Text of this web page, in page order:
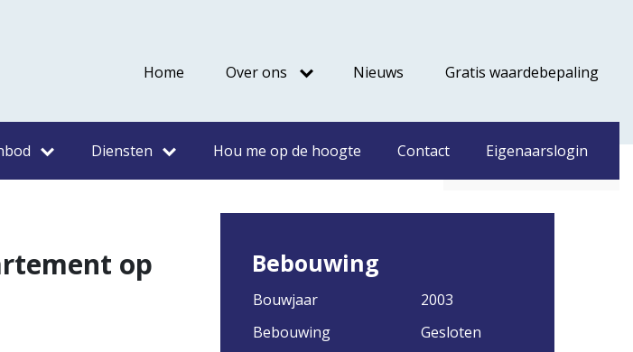
Home Over ons Nieuws Gratis waardebepaling
Diensten Hou me op de hoogte Contact Eigenaarslogin
€ 598.000
op
Bebouwing
Bouwjaar
2003
Bebouwing
Gesloten